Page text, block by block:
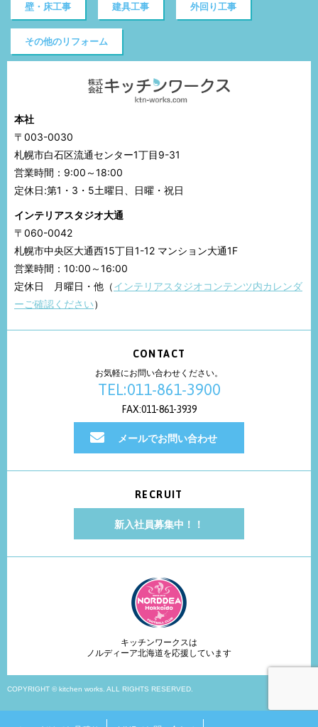
壁・床工事 建具工事 外回り工事
その他のリフォーム
本社
〒003-0030
札幌市白石区流通センター1丁目9-31
営業時間：9:00～18:00
定休日:第1・3・5土曜日、日曜・祝日
インテリアスタジオ大通
〒060-0042
札幌市中央区大通西15丁目1-12 マンション大通1F
営業時間：10:00～16:00
定休日 月曜日・他（インテリアスタジオコンテンツ内カレンダ
ーご確認ください）
CONTACT
お気軽にお問い合わせください。
TEL:011-861-3900
FAX:011-861-3939
メールでお問い合わせ
RECRUIT
新入社員募集中！！
キッチンワークスは
ノルディーア北海道を応援しています
COPYRIGHT © kitchen works. ALL RIGHTS RESERVED.